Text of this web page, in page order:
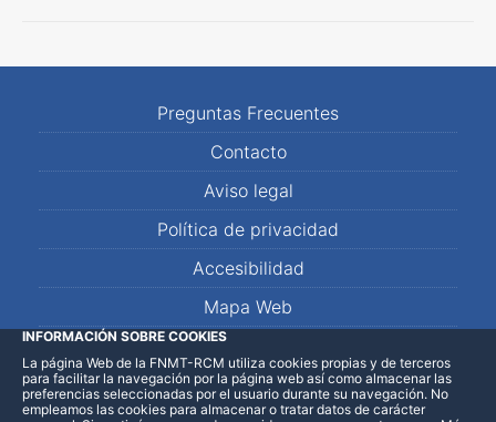
Preguntas Frecuentes
Contacto
Aviso legal
Política de privacidad
Accesibilidad
Mapa Web
LinkedInFacebookWhatsApp
INFORMACIÓN SOBRE COOKIES
La página Web de la FNMT-RCM utiliza cookies propias y de terceros
para facilitar la navegación por la página web así como almacenar las
preferencias seleccionadas por el usuario durante su navegación. No
empleamos las cookies para almacenar o tratar datos de carácter